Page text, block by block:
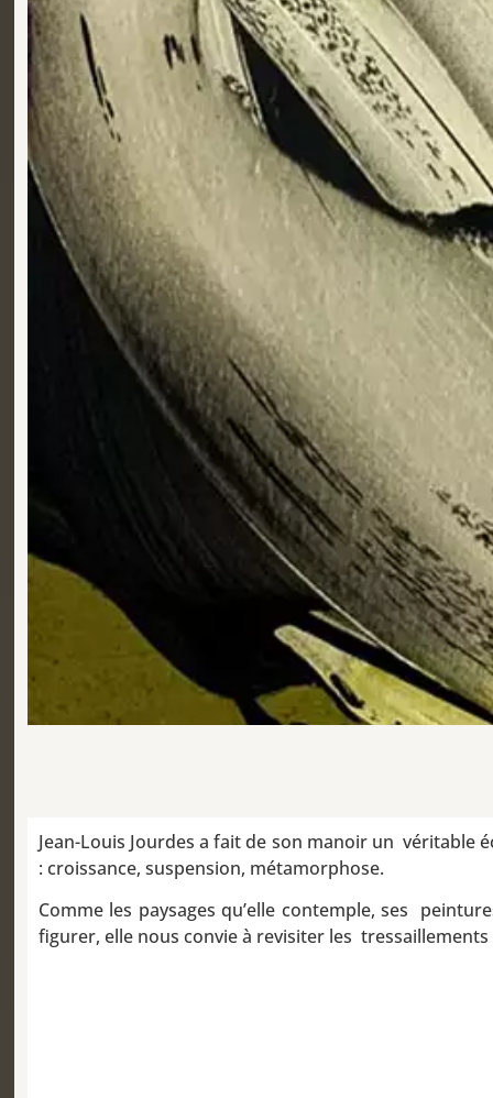
Jean-Louis Jourdes a fait de son manoir un véritable
: croissance, suspension, métamorphose.
Comme les paysages qu’elle contemple, ses
figurer, elle nous convie à revisiter les